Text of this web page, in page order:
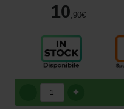
10 ,90€
+